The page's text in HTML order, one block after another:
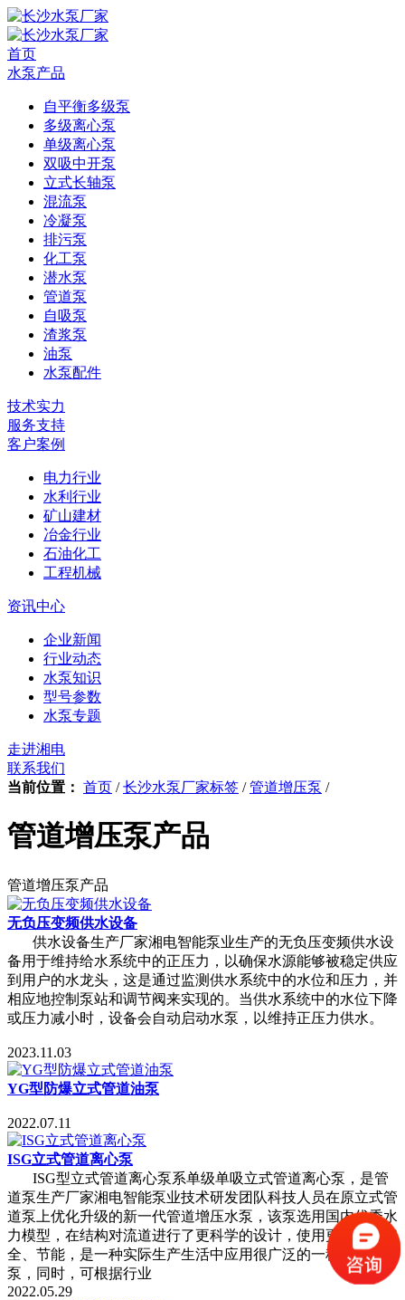
首页
水泵产品
自平衡多级泵
多级离心泵
单级离心泵
双吸中开泵
立式长轴泵
混流泵
冷凝泵
排污泵
化工泵
潜水泵
管道泵
自吸泵
渣浆泵
油泵
水泵配件
技术实力
服务支持
客户案例
电力行业
水利行业
矿山建材
冶金行业
石油化工
工程机械
资讯中心
企业新闻
行业动态
水泵知识
型号参数
水泵专题
走进湘电
联系我们
当前位置： 首页 / 长沙水泵厂家标签 / 管道增压泵 /
管道增压泵产品
管道增压泵产品
无负压变频供水设备
供水设备生产厂家湘电智能泵业生产的无负压变频供水设
备用于维持给水系统中的正压力，以确保水源能够被稳定供应
到用户的水龙头，这是通过监测供水系统中的水位和压力，并
相应地控制泵站和调节阀来实现的。当供水系统中的水位下降
或压力减小时，设备会自动启动水泵，以维持正压力供水。
2023.11.03
YG型防爆立式管道油泵
2022.07.11
ISG立式管道离心泵
ISG型立式管道离心泵系单级单吸立式管道离心泵，是管
道泵生产厂家湘电智能泵业技术研发团队科技人员在原立式管
道泵上优化升级的新一代管道增压水泵，该泵选用国内优秀水
力模型，在结构对流道进行了更科学的设计，使用更稳定、安
全、节能，是一种实际生产生活中应用很广泛的一种立式水
泵，同时，可根据行业
2022.05.29